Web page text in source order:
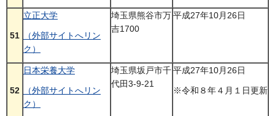
51
立正大学
（外部サイトへリン
ク）
埼玉県熊谷市万
吉1700
平成27年10月26日
52
日本栄養大学
（外部サイトへリン
ク）
埼玉県坂戸市千
代田3-9-21
平成27年10月26日
※令和８年４月１日更新